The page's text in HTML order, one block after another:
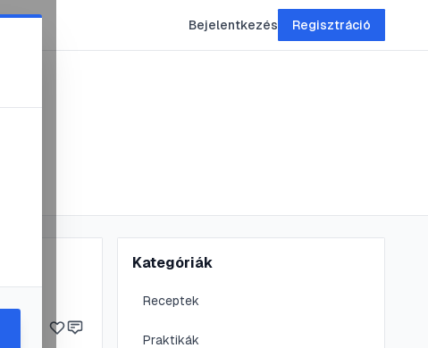
Bejelentkezés Regisztráció
Kategóriák
Receptek
Praktikák